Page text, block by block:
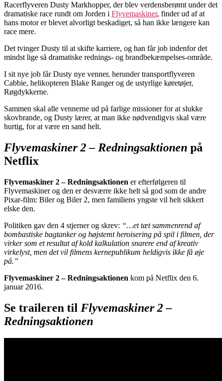
Racerflyveren Dusty Markhopper, der blev verdensberømt under det
dramatiske race rundt om Jorden i Flyvemaskiner, finder ud af at
hans motor er blevet alvorligt beskadiget, så han ikke længere kan
race mere.
Det tvinger Dusty til at skifte karriere, og han får job indenfor det
mindst lige så dramatiske rednings- og brandbekæmpelses-område.
I sit nye job får Dusty nye venner, herunder transportflyveren
Cabbie, helikopteren Blake Ranger og de ustyrlige køretøjer,
Røgdykkerne.
Sammen skal alle vennerne ud på farlige missioner for at slukke
skovbrande, og Dusty lærer, at man ikke nødvendigvis skal være
hurtig, for at være en sand helt.
Flyvemaskiner 2 – Redningsaktionen på
Netflix
Flyvemaskiner 2 – Redningsaktionen er efterfølgeren til
Flyvemaskiner og den er desværre ikke helt så god som de andre
Pixar-film: Biler og Biler 2, men familiens yngste vil helt sikkert
elske den.
Politiken gav den 4 stjerner og skrev: “…et tæt sammenrend af
bombastiske bagtanker og højstemt heroisering på spil i filmen, der
virker som et resultat af kold kalkulation snarere end af kreativ
virkelyst, men det vil filmens kernepublikum heldigvis ikke få øje
på.”
Flyvemaskiner 2 – Redningsaktionen kom på Netflix den 6.
januar 2016.
Se traileren til Flyvemaskiner 2 –
Redningsaktionen